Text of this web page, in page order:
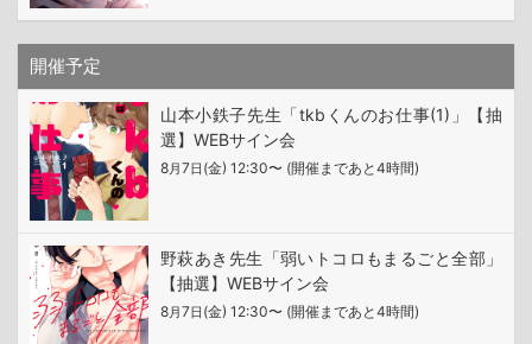
開催予定
山本小鉄子先生「tkbくんのお仕事(1)」【抽
選】WEBサイン会
8月 7 日 (金) 12:30〜 (開催まであと4時間)
野萩あき先生「弱いトコロもまるごと全部」
【抽選】WEBサイン会
8月 7 日 (金) 12:30〜 (開催まであと4時間)